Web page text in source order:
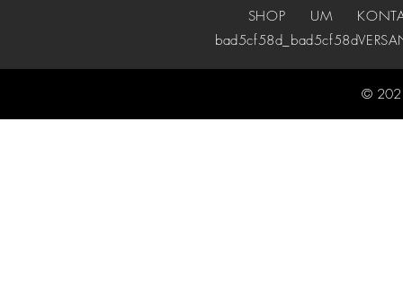
SHOP UM
bad5cf58d_bad5cf58d
©